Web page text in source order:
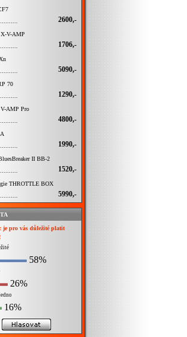
2600,-
V-AMP
1706,-
5090,-
70
1290,-
AMP Pro
4800,-
1990,-
II BB-2
1520,-
THROTTLE BOX
5990,-
je pro vás důležité platit
58%
26%
16%